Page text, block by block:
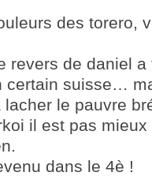
des torero,
revers de daniel
certain suisse…
le pauvre
il est pas
dans le 4è !